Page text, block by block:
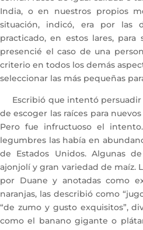
India, o en nuestros propios
situación, indicó, era por las
practicado, en estos lares,
presencié el caso de una
criterio en todos los demás
seleccionar las más pequeñas
Escribió que intentó persuadir
de escoger las raíces para
Pero fue infructuoso el
legumbres las había en
de Estados Unidos. Algunas
ajonjolí y gran variedad de maíz.
por Duane y anotadas como
naranjas, las describió como
“de zumo y gusto exquisitos”,
como el banano gigante o